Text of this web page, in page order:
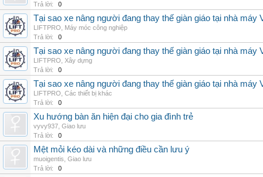
Trả lời:
0
Tại sao xe nâng người đang thay thế giàn giáo tại nhà máy
LIFTPRO
Máy móc công nghiệp
Trả lời:
0
Tại sao xe nâng người đang thay thế giàn giáo tại nhà máy
LIFTPRO
Xây dựng
Trả lời:
0
Tại sao xe nâng người đang thay thế giàn giáo tại nhà máy
LIFTPRO Các thiết bị khác
Trả lời:
0
Xu hướng bàn ăn hiện đại cho gia đình trẻ
vyvy937 Giao lưu
Trả lời:
0
Mệt mỏi kéo dài và những điều cần lưu ý
muoigentis Giao lưu
Trả lời:
0